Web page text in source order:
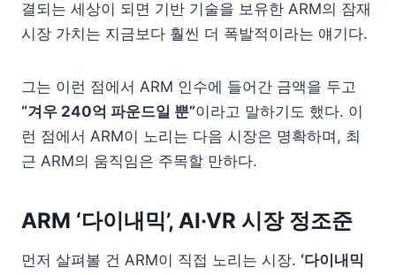
결되는 세상이 되면 기반 기술을 보유한 ARM의 잠재
시장 가치는 지금보다 훨씬 더 폭발적이라는 얘기다.
그는 이런 점에서 ARM 인수에 들어간 금액을 두고
“겨우 240억 파운드일 뿐”이라고 말하기도 했다. 이
런 점에서 ARM이 노리는 다음 시장은 명확하며, 최
근 ARM의 움직임은 주목할 만하다.
ARM ‘다이내믹’, AI·VR 시장 정조준
먼저 살펴볼 건 ARM이 직접 노리는 시장. ‘다이내믹